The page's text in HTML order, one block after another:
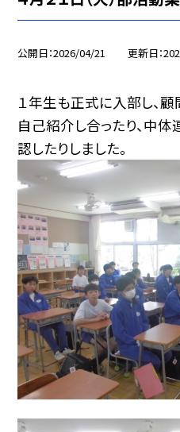
公開日 2026/04/21 更新日
１年生も正式に入部し、顧
自己紹介し合ったり、中
認したりしました。